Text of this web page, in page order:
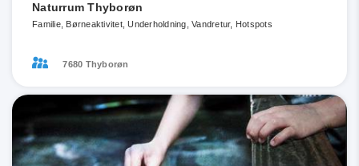
Naturrum Thyborøn
Familie, Børneaktivitet, Underholdning, Vandretur, Hotspots
7680 Thyborøn